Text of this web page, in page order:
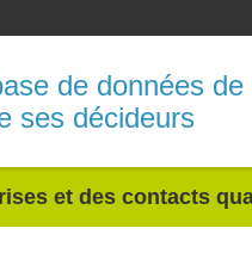
de données de
ses décideurs
et des contacts